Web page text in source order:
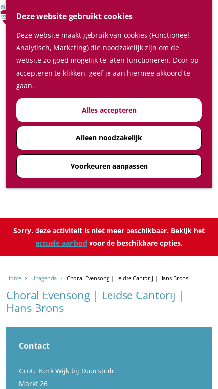
Deze website gebruikt cookies
Deze website maakt gebruik van cookies (Functioneel,
Analytisch, Marketing) die noodzakelijk zijn om de
website zo goed mogelijk te laten functioneren. Door op
accepteren te klikken, geef je aan hiermee akkoord te
gaan.
Alles accepteren
Alleen noodzakelijk
Voorkeuren aanpassen
Z
e
k
e
n
M
e
n
u
In de regio
Plan je bezoek
Waar te slapen
Waar te eten en drinken
Hoe kom ik in de Kromme
Rijnstreek
Feest-, vergader- en
congreslocaties
Diensten
Sorry, deze activiteit is niet meer beschikbaar. Bekijk het
actuele aanbod voor de beschikbare opties.
Home Uitagenda Choral Evensong | Leidse Cantorij | Hans Brons
Choral Evensong | Leidse Cantorij |
Hans Brons
Contact
Grote Kerk Wijk bij Duurstede
Markt 26